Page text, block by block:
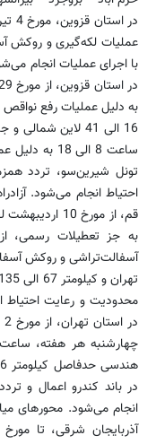
عملیات لکه‌گیری و روکش
با اجرای عملیات انجام
به دلیل عملیات رفع نواقص
ساعت 8 الی
تونل شیرین‌سو، تردد
احتیاط انجام می‌شود.
محدودیت و رعایت احتیاط
در باند کندرو اعمال و
انجام می‌شود. محورهای